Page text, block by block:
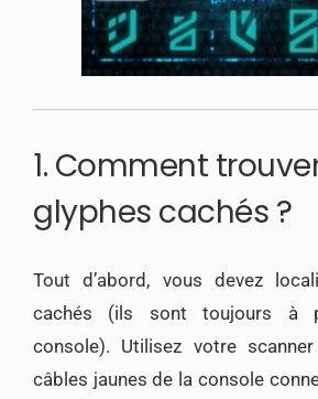
1. Comment
glyphes cachés ?
Tout d’abord, vous devez
cachés (ils sont toujours à
console). Utilisez votre
câbles jaunes de la console